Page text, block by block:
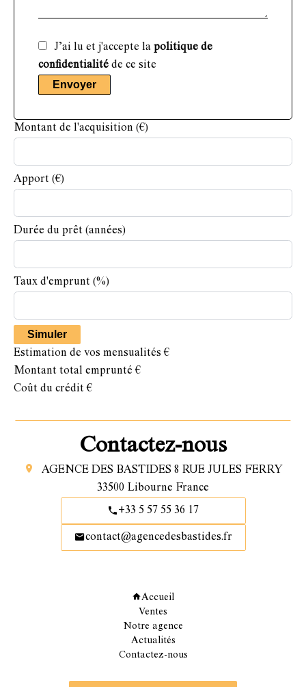
J’ai lu et j'accepte la politique de
confidentialité de ce site
Envoyer
Montant de l'acquisition (€)
Apport (€)
Durée du prêt (années)
Taux d'emprunt (%)
Simuler
Estimation de vos mensualités€
Montant total emprunté €
Coût du crédit€
Contactez-nous
AGENCE DES BASTIDES 8 RUE JULES FERRY
33500 Libourne France
+33 5 57 55 36 17
contact@agencedesbastides.fr
Accueil
Ventes
Notre agence
Actualités
Contactez-nous